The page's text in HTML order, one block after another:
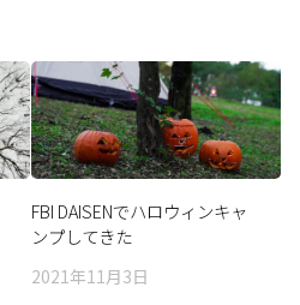
FBI DAISENでハロウィンキャ
ンプしてきた
2021年11月3日